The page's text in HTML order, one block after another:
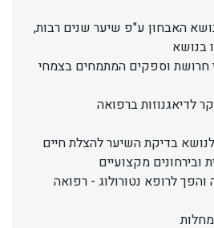
האבחון ע"פ שיער שנים רבות,
בנושא
וספקים המתמחים בצמחי
לדיאגנוזות ברפואה
בדיקת השיער להצלת חיים
ובירחונים מקצועיים
לרופא נטורולוג - רפואה